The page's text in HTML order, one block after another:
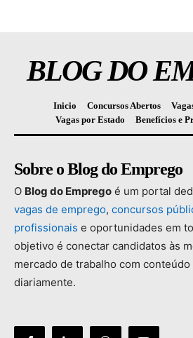
BLOG DO
Inicio Concursos Abertos
Vagas por Estado
Benefícios e
Sobre o Blog do Emprego
O Blog do Emprego é um portal
vagas de emprego, concursos
profissionais e oportunidades em
objetivo é conectar candidatos às
mercado de trabalho com conteúdo
diariamente.